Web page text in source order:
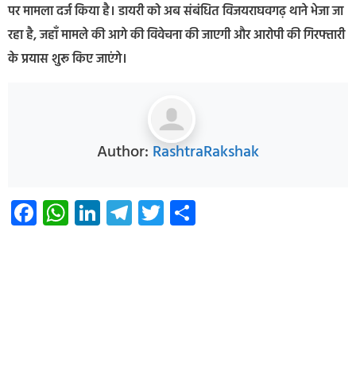
पर मामला दर्ज किया है। डायरी को अब संबंधित विजयराघवगढ़ थाने भेजा जा
रहा है, जहाँ मामले की आगे की विवेचना की जाएगी और आरोपी की गिरफ्तारी
के प्रयास शुरू किए जाएंगे।
Author: RashtraRakshak
Facebook
WhatsApp
LinkedIn
Telegram
Twitter